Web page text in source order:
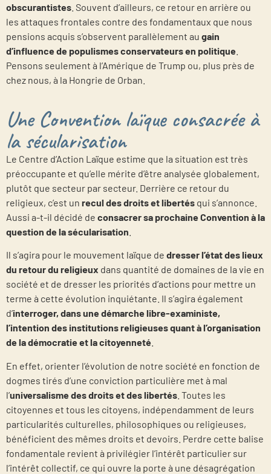
obscurantistes . Souvent d’ailleurs, ce retour en arrière ou
les attaques frontales contre des fondamentaux que nous
pensions acquis s’observent parallèlement au gain
d’influence de populismes conservateurs en politique
Pensons seulement à l’Amérique de Trump ou, plus près de
chez nous, à la Hongrie de Orban.
Une Convention laïque consacrée à
la sécularisation
Le Centre d’Action Laïque estime que la situation est très
préoccupante et qu’elle mérite d’être analysée globalement,
plutôt que secteur par secteur. Derrière ce retour du
religieux, c’est un recul des droits et libertés qui s’annonce.
Aussi a-t-il décidé de consacrer sa prochaine Convention à la
question de la sécularisation
Il s’agira pour le mouvement laïque de dresser l’état des lieux
du retour du religieux dans quantité de domaines de la vie en
société et de dresser les priorités d’actions pour mettre un
terme à cette évolution inquiétante. Il s’agira également
d’interroger, dans une démarche libre-exaministe,
l’intention des institutions religieuses quant à l’organisation
de la démocratie et la citoyenneté
En effet, orienter l’évolution de notre société en fonction de
dogmes tirés d’une conviction particulière met à mal
l’universalisme des droits et des libertés . Toutes les
citoyennes et tous les citoyens, indépendamment de leurs
particularités culturelles, philosophiques ou religieuses,
bénéficient des mêmes droits et devoirs. Perdre cette balise
fondamentale revient à privilégier l’intérêt particulier sur
l’intérêt collectif, ce qui ouvre la porte à une désagrégation